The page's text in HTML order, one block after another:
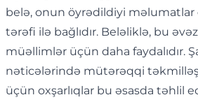
belə, onun öyrədildiyi məlumatlar
tərəfi ilə bağlıdır. Beləliklə, bu
müəllimlər üçün daha faydalıdır.
nəticələrində mütərəqqi
üçün oxşarlıqlar bu əsasda təhlil